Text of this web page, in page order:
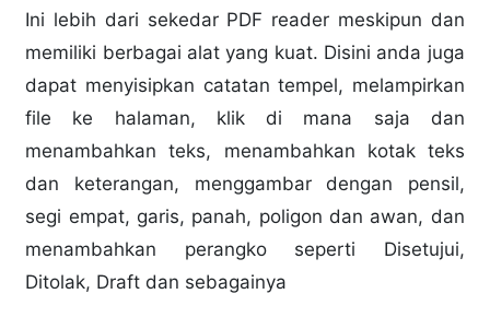
Ini lebih dari sekedar PDF reader meskipun dan
memiliki berbagai alat yang kuat. Disini anda juga
dapat menyisipkan catatan tempel, melampirkan
file ke halaman, klik di mana saja dan
menambahkan teks, menambahkan kotak teks
dan keterangan, menggambar dengan pensil,
segi empat, garis, panah, poligon dan awan, dan
menambahkan perangko seperti Disetujui,
Ditolak, Draft dan sebagainya